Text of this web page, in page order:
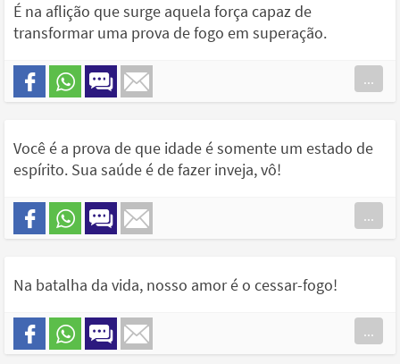
É na aflição que surge aquela força capaz de
transformar uma prova de fogo em superação.
...
Você é a prova de que idade é somente um estado de
espírito. Sua saúde é de fazer inveja, vô!
...
Na batalha da vida, nosso amor é o cessar-fogo!
...